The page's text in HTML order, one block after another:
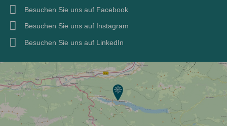
Besuchen Sie uns auf Facebook
Besuchen Sie uns auf Instagram
Besuchen Sie uns auf LinkedIn